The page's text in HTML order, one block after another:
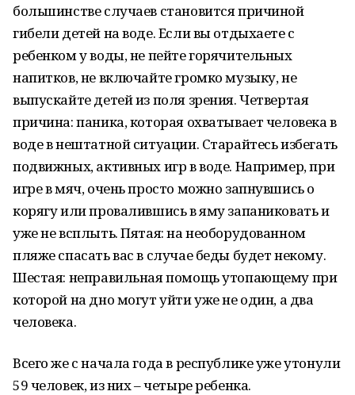
большинстве случаев становится причиной
гибели детей на воде. Если вы отдыхаете с
ребенком у воды, не пейте горячительных
напитков, не включайте громко музыку, не
выпускайте детей из поля зрения. Четвертая
причина: паника, которая охватывает человека в
воде в нештатной ситуации. Старайтесь избегать
подвижных, активных игр в воде. Например, при
игре в мяч, очень просто можно запнувшись о
корягу или провалившись в яму запаниковать и
уже не всплыть. Пятая: на необорудованном
пляже спасать вас в случае беды будет некому.
Шестая: неправильная помощь утопающему при
которой на дно могут уйти уже не один, а два
человека.
Всего же с начала года в республике уже утонули
59 человек, из них – четыре ребенка.